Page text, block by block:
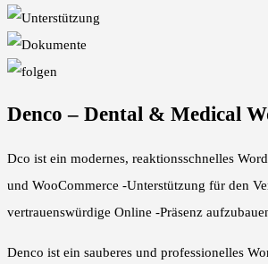
Denco – Dental & Medical
Dco ist ein modernes, reaktionsschnelles
und WooCommerce -Unterstützung für den
vertrauenswürdige Online -Präsenz
Denco ist ein sauberes und professionelles